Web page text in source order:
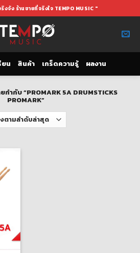
งจัง ร้านขายที่จริงใจ TEMPO MUSIC "
ยน สินค้า เกร็ดความรู้ ผลงาน
ำกับ “PROMARK 5A DRUMSTICKS
PROMARK”